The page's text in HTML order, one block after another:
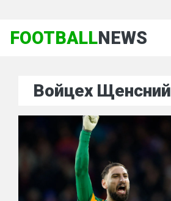
FOOTBALLNEWS
Войцех Щенсний